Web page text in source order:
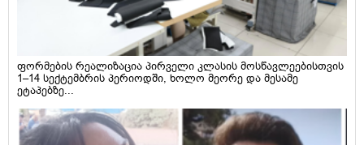
ფორმების რეალიზაცია პირველი კლასის მოსწავლეებისთვის
1–14 სექტემბრის პერიოდში, ხოლო მეორე და მესამე
ეტაპებზე...